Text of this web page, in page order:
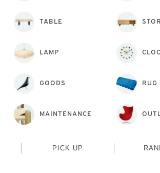
TABLE
LAMP
GOODS RUG
MAINTENANCE
PICK UP